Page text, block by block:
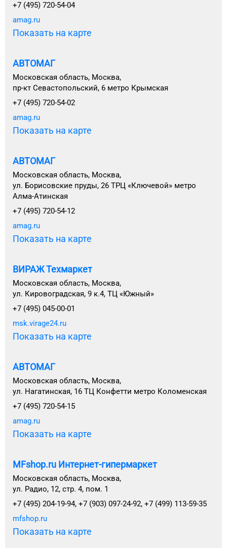
+7 (495) 720-54-04
amag.ru
Показать на карте
АВТОМАГ
Московская область, Москва,
пр-кт Севастопольский, 6 метро Крымская
+7 (495) 720-54-02
amag.ru
Показать на карте
АВТОМАГ
Московская область, Москва,
ул. Борисовские пруды, 26 ТРЦ «Ключевой» метро
Алма-Атинская
+7 (495) 720-54-12
amag.ru
Показать на карте
ВИРАЖ Техмаркет
Московская область, Москва,
ул. Кировоградская, 9 к.4, ТЦ «Южный»
+7 (495) 045-00-01
msk.virage24.ru
Показать на карте
АВТОМАГ
Московская область, Москва,
ул. Нагатинская, 16 ТЦ Конфетти метро Коломенская
+7 (495) 720-54-15
amag.ru
Показать на карте
MFshop.ru Интернет-гипермаркет
Московская область, Москва,
ул. Радио, 12, стр. 4, пом. 1
+7 (495) 204-19-94, +7 (903) 097-24-92, +7 (499) 113-59-35
mfshop.ru
Показать на карте